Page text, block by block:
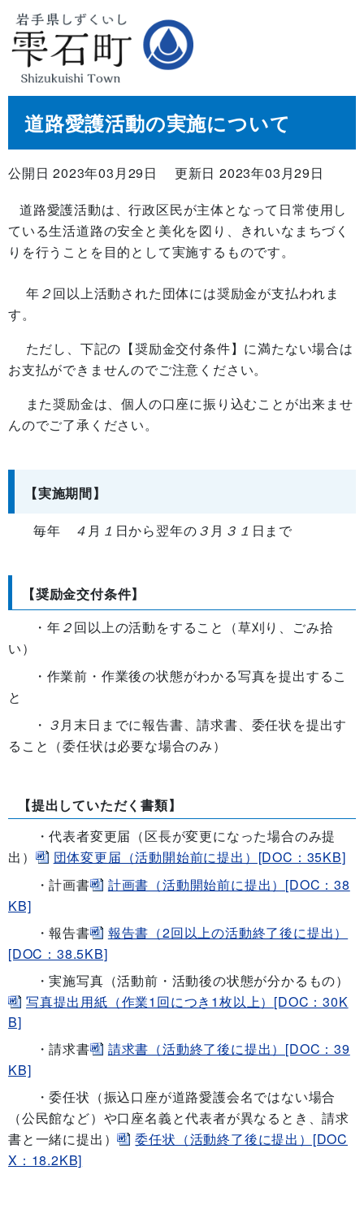
道路愛護活動の実施について
公開日 2023年03月29日 更新日 2023年03月29日
道路愛護活動は、行政区民が主体となって日常使用し
ている生活道路の安全と美化を図り、きれいなまちづく
りを行うことを目的として実施するものです。
年 ２ 回以上活動された団体には奨励金が支払われま
す。
ただし、下記の【奨励金交付条件】に満たない場合は
お支払ができませんのでご注意ください。
また奨励金は、個人の口座に振り込むことが出来ませ
んのでご了承ください。
【実施期間】
毎年 ４ 月 １ 日から翌年の ３ 月 ３１ 日まで
【奨励金交付条件】
・年 ２ 回以上の活動をすること
（草刈り、ごみ拾
い）
・作業前・作業後の状態がわかる写真を提出するこ
と
・
３ 月末日までに報告書、請求書、委任状を提出す
ること（委任状は必要な場合のみ）
【提出していただく書類】
・代表者変更届（区長が変更になった場合のみ提
出）
団体変更届（活動開始前に提出）[DOC：35KB]
・計画書
計画書（活動開始前に提出）[DOC：38
KB]
・報告書
報告書（2回以上の活動終了後に提出）
[DOC：38.5KB]
・実施写真（活動前・活動後の状態が分かるもの）
写真提出用紙（作業1回につき1枚以上）[DOC：30K
B]
・請求書
請求書（活動終了後に提出）[DOC：39
KB]
・委任状（振込口座が道路愛護会名ではない場合
（公民館など）や口座名義と代表者が異なるとき、請求
書と一緒に提出）
委任状（活動終了後に提出）[DOC
X：18.2KB]